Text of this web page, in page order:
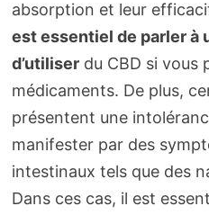
absorption et leur
est essentiel de parler à
d’utiliserdu CBD si vous
médicaments. De plus,
présentent une
manifester par des
intestinaux tels que des
Dans ces cas, il est